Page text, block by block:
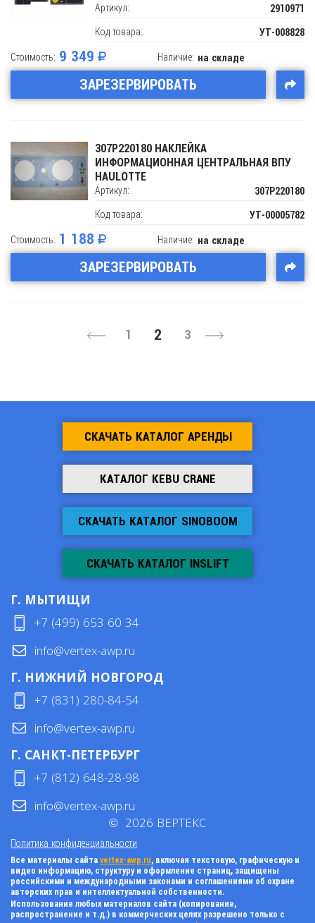
Артикул: 2910971
Код товара: УТ-008828
Стоимость: 9 349
ЗАРЕЗЕРВИРОВАТЬ
Наличие: на складе
307P220180 НАКЛЕЙКА
ИНФОРМАЦИОННАЯ ЦЕНТРАЛЬНАЯ ВПУ
HAULOTTE
Артикул:
307P220180
Код товара: УТ-00005782
Стоимость: 1 188
ЗАРЕЗЕРВИРОВАТЬ
Наличие: на складе
1 2 3
СКАЧАТЬ КАТАЛОГ АРЕНДЫ
КАТАЛОГ KEBU CRANE
СКАЧАТЬ КАТАЛОГ SINOBOOM
СКАЧАТЬ КАТАЛОГ INSLIFT
Г. МЫТИЩИ
+7 (499) 653 60 34
info@vertex-awp.ru
Г. НИЖНИЙ НОВГОРОД
+7 (831) 280-84-54
info@vertex-awp.ru
Г. САНКТ-ПЕТЕРБУРГ
+7 (812) 648-28-98
info@vertex-awp.ru
Политика конфиденциальности
© 2026 ВЕРТЕКС
Все материалы сайта vertex-awp.ru, включая текстовую, графическую и
видео информацию, структуру и оформление страниц, защищены
российскими и международными законами и соглашениями об охране
авторских прав и интеллектуальной собственности.
Использование любых материалов сайта (копирование,
распространение и т.д.) в коммерческих целях разрешено только с